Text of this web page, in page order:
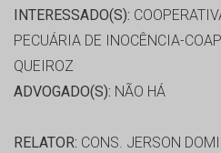
INTERESSADO(S):
PECUÁRIA DE INOCÊNCIA-
QUEIROZ
ADVOGADO(S): NÃO HÁ
RELATOR: CONS. JERSON